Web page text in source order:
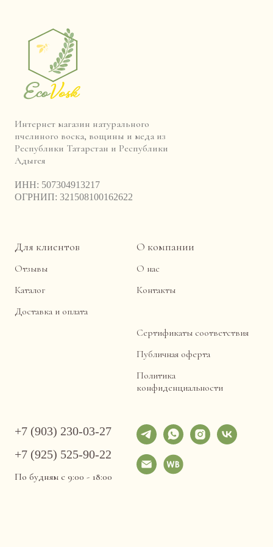
Интернет магазин натурального
пчелиного воска, вощины и меда из
Республики Татарстан и Республики
Адыгея
ИНН: 507304913217
ОГРНИП: 321508100162622‌
Для клиентов
Отзывы
Каталог
Доставка и оплата
О компании
О нас
Контакты
Сертификаты соответствия
Публичная оферта
Политика
конфиденциальности
+7 (903) 230-03-27
+7 (925) 525-90-22
По будням с 9:00 - 18:00